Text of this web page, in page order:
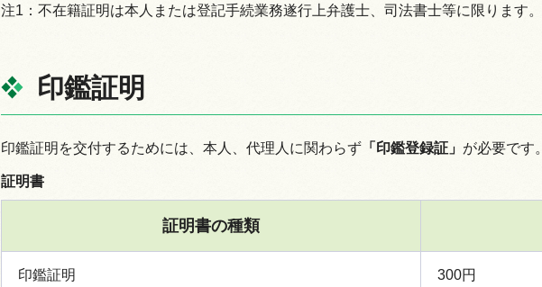
注1：不在籍証明は本人または登記手続業務遂行上弁護士、司法書士等に限ります。
印鑑証明
印鑑証明を交付するためには、本人、代理人に関わらず「印鑑登録証」 が必要です。
証明書
証明書の種類
印鑑証明 300円